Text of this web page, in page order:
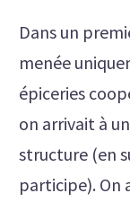
Dans un
menée
épiceries
on arrivait à
structure (en
participe). On